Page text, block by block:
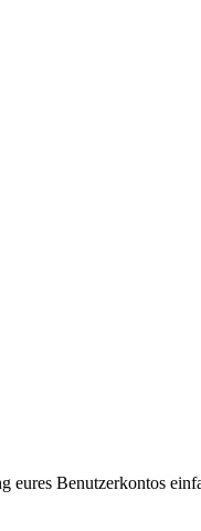
eures Benutzerkontos